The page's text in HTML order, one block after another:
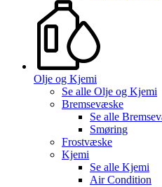
Olje og Kjemi
Se alle Olje og Kjemi
Bremsevæske
Se alle
Smøring
Frostvæske
Kjemi
Se alle Kjemi
Air Condition